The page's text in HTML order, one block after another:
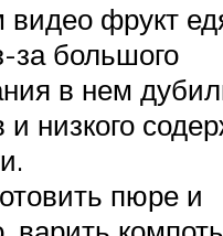
фрукт
за большого
в нем
низкого
пюре и